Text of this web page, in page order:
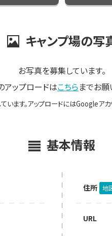
キャンプ場の写
お写真を募集しています。
アップロードはこちらまでお願
ます。アップロードにはGoogleアカ
基本情報
住所 地
URL